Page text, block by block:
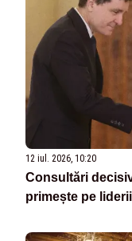
12 iul. 2026, 10:20
Consultări
primește pe